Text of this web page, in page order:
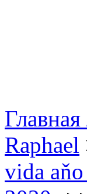
Raphael
vida